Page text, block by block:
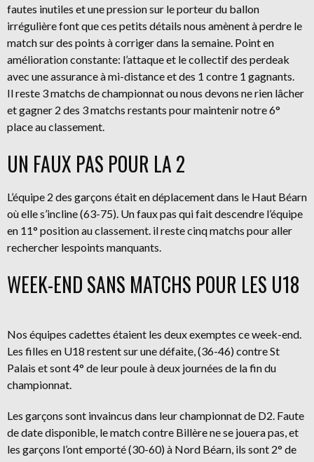
fautes inutiles et une pression sur le porteur du ballon
irrégulière font que ces petits détails nous amènent à perdre le
match sur des points à corriger dans la semaine. Point en
amélioration constante: l’attaque et le collectif des perdeak
avec une assurance à mi-distance et des 1 contre 1 gagnants.
Il reste 3 matchs de championnat ou nous devons ne rien lâcher
et gagner 2 des 3 matchs restants pour maintenir notre 6°
place au classement.
UN FAUX PAS POUR LA 2
L’équipe 2 des garçons était en déplacement dans le Haut Béarn
où elle s’incline (63-75). Un faux pas qui fait descendre l’équipe
en 11° position au classement. il reste cinq matchs pour aller
rechercher lespoints manquants.
WEEK-END SANS MATCHS POUR LES U18
Nos équipes cadettes étaient les deux exemptes ce week-end.
Les filles en U18 restent sur une défaite, (36-46) contre St
Palais et sont 4° de leur poule à deux journées de la fin du
championnat.
Les garçons sont invaincus dans leur championnat de D2. Faute
de date disponible, le match contre Billère ne se jouera pas, et
les garçons l’ont emporté (30-60) à Nord Béarn, ils sont 2° de